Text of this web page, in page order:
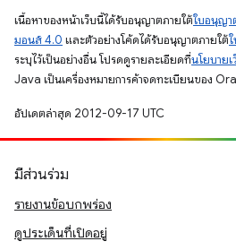
เนื้อหาของหน้าเว็บนี้ได้รับอนุญาตภายใต้ใบอนุญา
มอนส์ 4.0 และตัวอย่างโค้ดได้รับอนุญาตภายใต้
ระบุไว้เป็นอย่างอื่น โปรดดูรายละเอียดที่นโยบาย
Java เป็นเครื่องหมายการค้าจดทะเบียนของ
อัปเดตล่าสุด 2012-09-17 UTC
มีส่วนร่วม
รายงานข้อบกพร่อง
ดูประเด็นที่เปิดอยู่